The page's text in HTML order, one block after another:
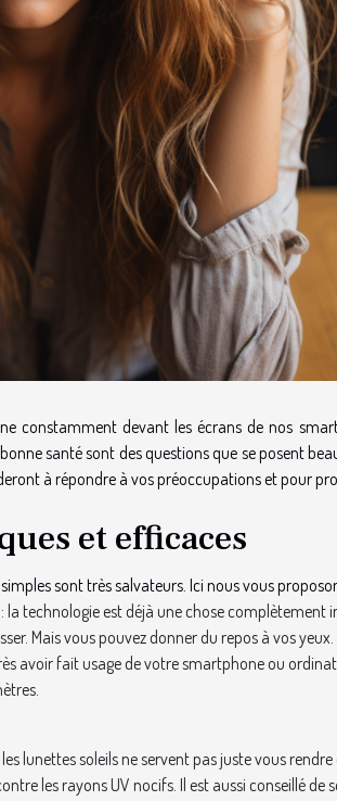
constamment devant les écrans de nos
santé sont des questions que se posent
à répondre à vos préoccupations et pour
et efficaces
sont très salvateurs. Ici nous vous
technologie est déjà une chose complètement
Mais vous pouvez donner du repos à vos
avoir fait usage de votre smartphone ou
lunettes soleils ne servent pas juste vous
les rayons UV nocifs. Il est aussi conseillé